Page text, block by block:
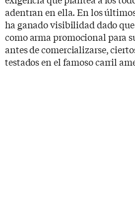
adentran en ella. En los
ha ganado visibilidad dado que
como arma promocional para
antes de comercializarse,
testados en el famoso carril